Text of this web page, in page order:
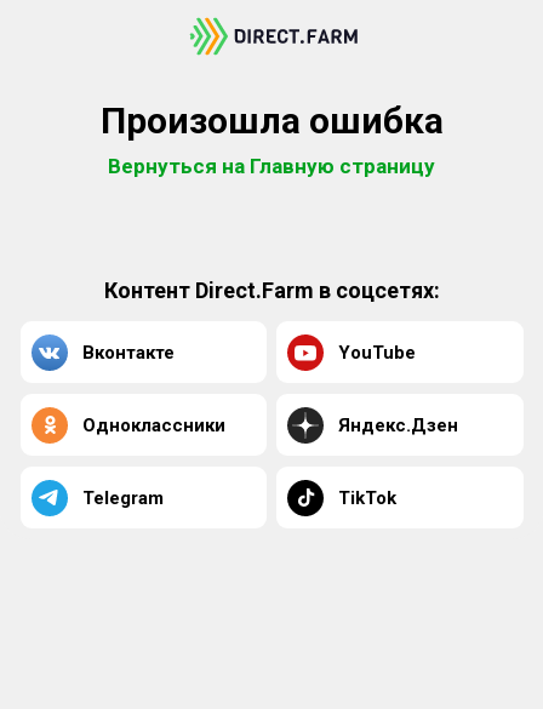
Произошла ошибка
Вернуться на Главную страницу
Контент Direct.Farm в соцсетях:
Вконтакте YouTube
Одноклассники Яндекс.Дзен
Telegram TikTok